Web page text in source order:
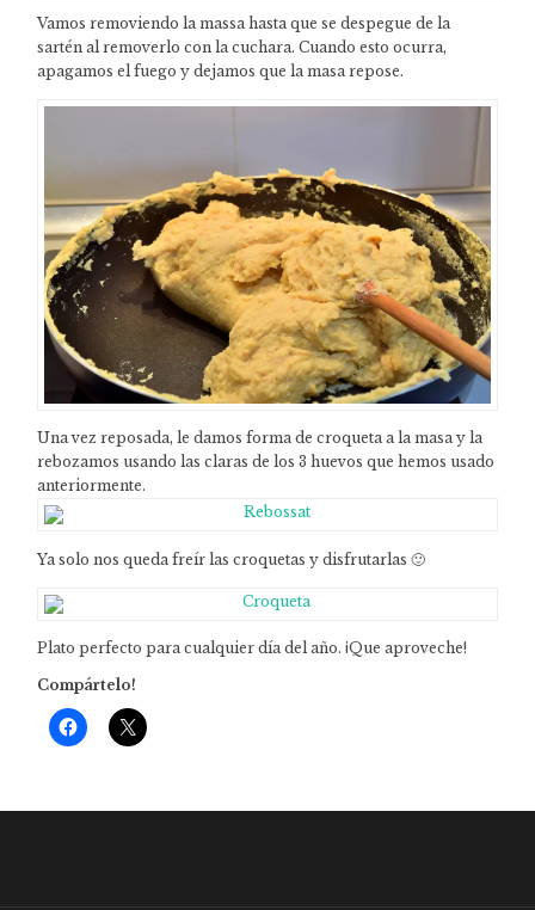
Vamos removiendo la massa hasta que se despegue de la
sartén al removerlo con la cuchara. Cuando esto ocurra,
apagamos el fuego y dejamos que la masa repose.
Una vez reposada, le damos forma de croqueta a la masa y la
rebozamos usando las claras de los 3 huevos que hemos usado
anteriormente.
Ya solo nos queda freír las croquetas y disfrutarlas 🙂
Plato perfecto para cualquier día del año. ¡Que aproveche!
Compártelo!